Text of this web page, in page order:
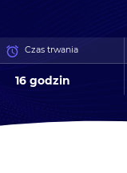
Czas trwania
16 godzin